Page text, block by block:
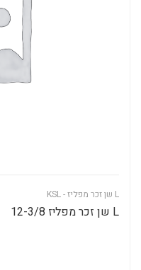
L שן זכר מפליז - KSL
L שן זכר מפליז 12-3/8